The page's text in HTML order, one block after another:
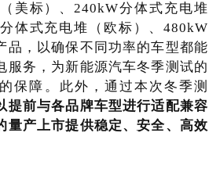
美标）、240kW分体式充电堆
体式充电堆（欧标）、480kW
品，以确保不同功率的车型都能
服务，为新能源汽车冬季测试的
保障。此外，通过本次冬季测
提前与各品牌车型进行适配兼容
量产上市提供稳定、安全、高效